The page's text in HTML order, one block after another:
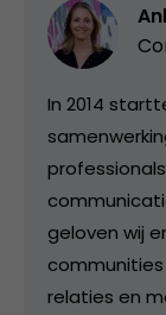
In 2014
geloven wij
relaties en